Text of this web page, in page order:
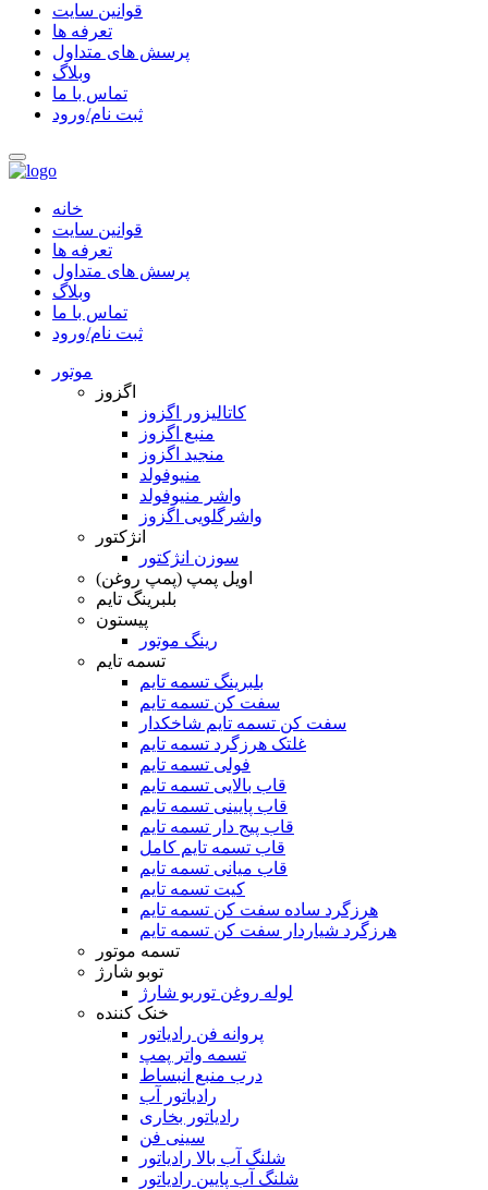
قوانین سایت
تعرفه ها
پرسش های متداول
وبلاگ
تماس با ما
ثبت نام/ورود
خانه
قوانین سایت
تعرفه ها
پرسش های متداول
وبلاگ
تماس با ما
ثبت نام/ورود
موتور
اگزوز
کاتالیزور اگزوز
منبع اگزوز
منجید اگزوز
منیوفولد
واشر منیوفولد
واشرگلویی اگزوز
انژکتور
سوزن انژکتور
اویل پمپ (پمپ روغن)
بلبرینگ تایم
پیستون
رینگ موتور
تسمه تایم
بلبرینگ تسمه تایم
سفت کن تسمه تایم
سفت کن تسمه تایم شاخکدار
غلتک هرزگرد تسمه تایم
فولی تسمه تایم
قاب بالایی تسمه تایم
قاب پایینی تسمه تایم
قاب پیج دار تسمه تایم
قاب تسمه تایم کامل
قاب میانی تسمه تایم
کیت تسمه تایم
هرزگرد ساده سفت کن تسمه تایم
هرزگرد شیاردار سفت کن تسمه تایم
تسمه موتور
توبو شارژ
لوله روغن توربو شارژ
خنک کننده
پروانه فن رادیاتور
تسمه واتر پمپ
درب منبع انبساط
رادیاتور آب
رادیاتور بخاری
سینی فن
شلنگ آب بالا رادیاتور
شلنگ آب پایین رادیاتور